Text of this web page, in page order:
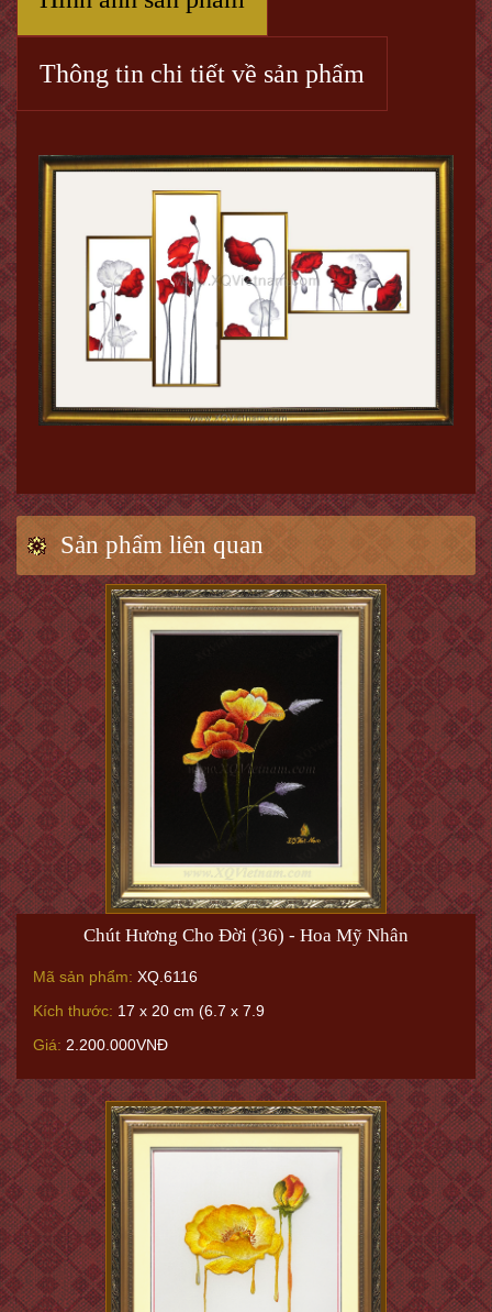
Thông tin chi tiết về sản phẩm
Sản phẩm liên quan
Chút Hương Cho Đời (36) - Hoa Mỹ Nhân
Mã sản phẩm: XQ.6116
Kích thước: 17 x 20 cm (6.7 x 7.9
Giá: 2.200.000VNĐ